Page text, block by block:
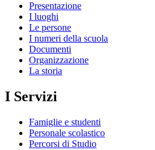
Presentazione
I luoghi
Le persone
I numeri della scuola
Documenti
Organizzazione
La storia
I Servizi
Famiglie e studenti
Personale scolastico
Percorsi di Studio